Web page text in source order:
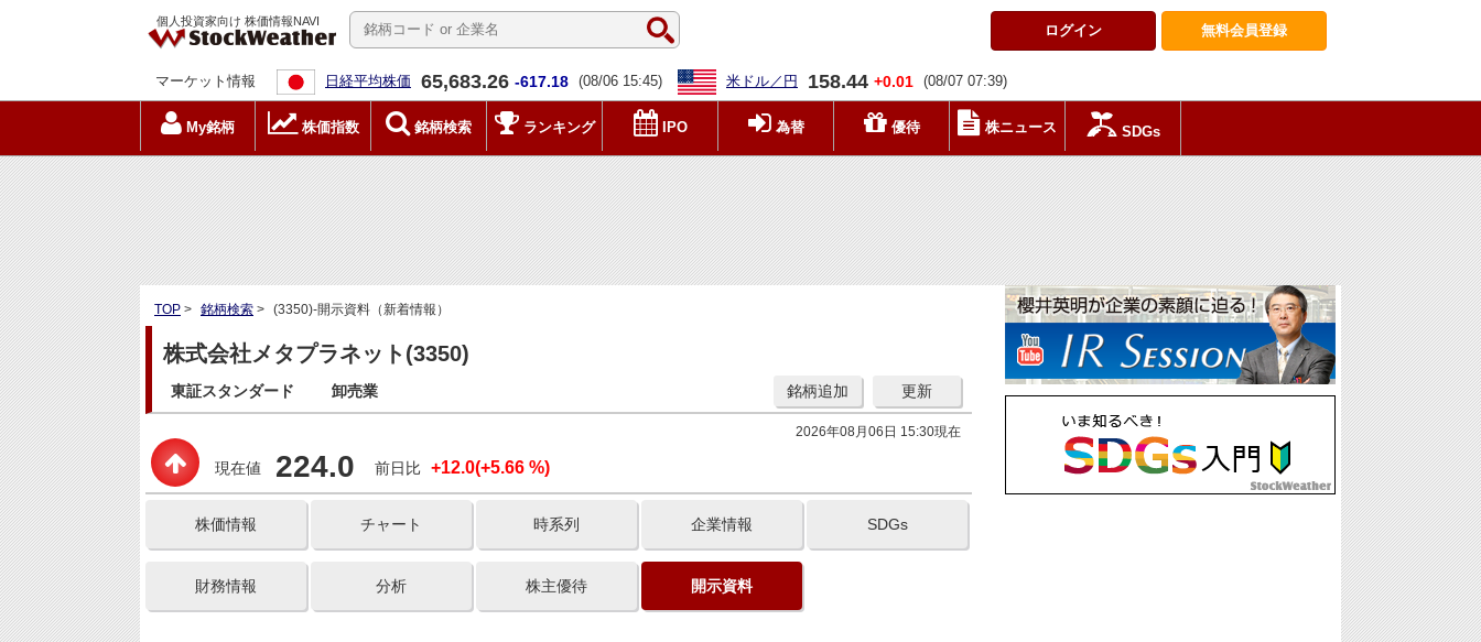
個人投資家向け 株価情報NAVI
無料会員登録
ログイン
マーケット情報 日経平均株価 65,683.26 -617.18 (08/06 15:45) 米ドル／円 158.44 +0.01 (08/07 07:39)
My銘柄 株価指数 銘柄検索 ランキング IPO 為替 優待 株ニュース SDGs
TOP > 銘柄検索 > (3350)-開示資料（新着情報）
株式会社メタプラネット(3350)
東証スタンダード 卸売業 更新
銘柄追加
2026年08月06日 15:30現在
現在値 224.0 前日比 +12.0(+5.66 %)
株価情報 チャート 時系列 企業情報 SDGs
財務情報 分析 株主優待 開示資料